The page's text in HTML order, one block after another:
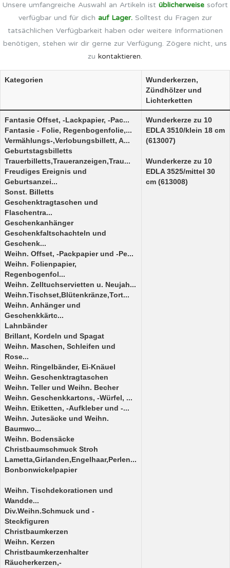
Unsere umfangreiche Auswahl an Artikeln ist üblicherweise sofort
verfügbar und für dich auf Lager.Solltest du Fragen zur
tatsächlichen Verfügbarkeit haben oder weitere Informationen
benötigen, stehen wir dir gerne zur Verfügung. Zögere nicht, uns
zu kontaktieren.
Kategorien
Wunderkerzen,
Zündhölzer und
Lichterketten
Fantasie Offset, -Lackpapier, -Pac...
Fantasie - Folie, Regenbogenfolie,...
Vermählungs-,Verlobungsbillett, A...
Geburtstagsbilletts
Trauerbilletts,Traueranzeigen,Trau...
Freudiges Ereignis und
Geburtsanzei...
Sonst. Billetts
Geschenktragtaschen und
Flaschentra...
Geschenkanhänger
Geschenkfaltschachteln und
Geschenk...
Weihn. Offset, -Packpapier und -Pe...
Weihn. Folienpapier,
Regenbogenfol...
Weihn. Zelltuchservietten u. Neujah...
Weihn.Tischset,Blütenkränze,Tort...
Weihn. Anhänger und
Geschenkkärtc...
Lahnbänder
Brillant, Kordeln und Spagat
Weihn. Maschen, Schleifen und
Rose...
Weihn. Ringelbänder, Ei-Knäuel
Weihn. Geschenktragtaschen
Weihn. Teller und Weihn. Becher
Weihn. Geschenkkartons, -Würfel, ...
Weihn. Etiketten, -Aufkleber und -...
Weihn. Jutesäcke und Weihn.
Baumwo...
Weihn. Bodensäcke
Christbaumschmuck Stroh
Lametta,Girlanden,Engelhaar,Perlen...
Bonbonwickelpapier
Weihn. Tischdekorationen und
Wandde...
Div.Weihn.Schmuck und -
Steckfiguren
Christbaumkerzen
Weihn. Kerzen
Christbaumkerzenhalter
Räucherkerzen,-
Wunderkerze zu 10
EDLA 3510/klein 18 cm
(613007)
Wunderkerze zu 10
EDLA 3525/mittel 30
cm (613008)